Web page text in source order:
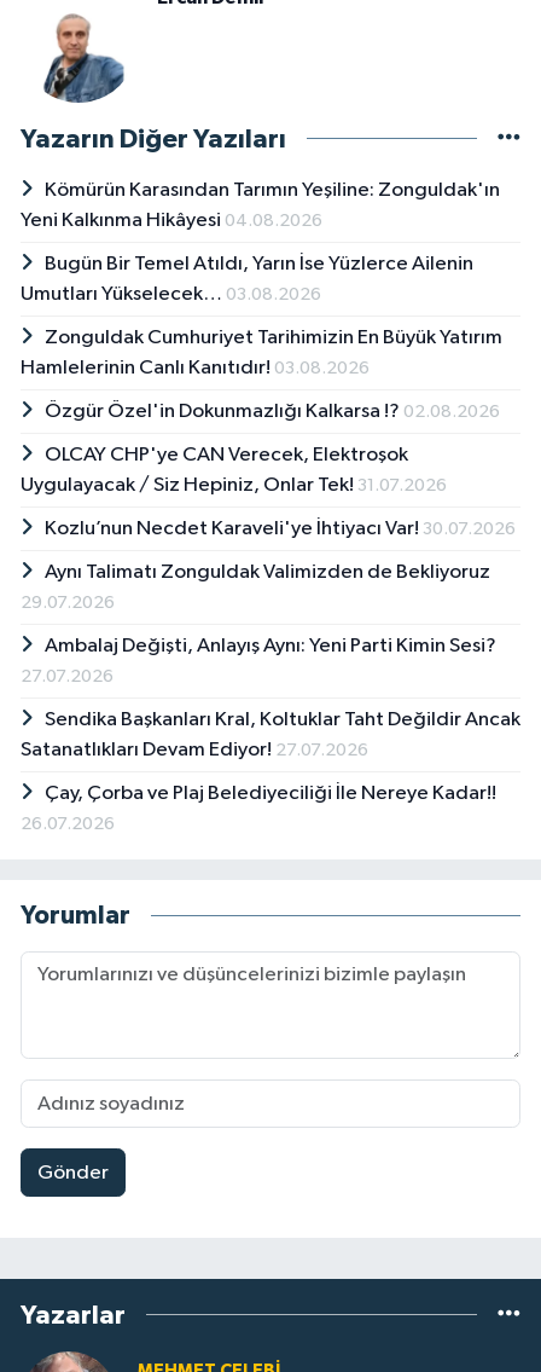
Yazarın Diğer Yazıları
Kömürün Karasından Tarımın Yeşiline: Zonguldak'ın
Yeni Kalkınma Hikâyesi 04.08.2026
Bugün Bir Temel Atıldı, Yarın İse Yüzlerce Ailenin
Umutları Yükselecek… 03.08.2026
Zonguldak Cumhuriyet Tarihimizin En Büyük Yatırım
Hamlelerinin Canlı Kanıtıdır! 03.08.2026
Özgür Özel'in Dokunmazlığı Kalkarsa !? 02.08.2026
OLCAY CHP'ye CAN Verecek, Elektroşok
Uygulayacak / Siz Hepiniz, Onlar Tek! 31.07.2026
Kozlu’nun Necdet Karaveli'ye İhtiyacı Var! 30.07.2026
Aynı Talimatı Zonguldak Valimizden de Bekliyoruz
29.07.2026
Ambalaj Değişti, Anlayış Aynı: Yeni Parti Kimin Sesi?
27.07.2026
Sendika Başkanları Kral, Koltuklar Taht Değildir Ancak
Satanatlıkları Devam Ediyor! 27.07.2026
Çay, Çorba ve Plaj Belediyeciliği İle Nereye Kadar!!
26.07.2026
Yorumlar
Gönder
Yazarlar